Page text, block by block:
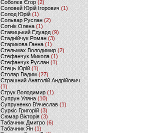
Соболєв Єгор(2)
Соловей Юрій Ігорович (1)
Солод Юрій (1)
Сольвар Руслан (2)
Сотнік Олена(1)
Ставицький Едуард (9)
Стаднійчук Роман(3)
Старикова Ганна (1)
Стельмах Володимир(2)
Стефанчук Микола (1)
Стефанчук Руслан (1)
Стець Юрій (1)
Столар Вадим(27)
Страшний Анатолій Андрійович
(1)
Струк Володимир (1)
Супрун Уляна (10)
Супруненко В'ячеслав (1)
Суркіс Григорій (3)
Сюмар Вікторія (3)
Табачник Дмитро (6)
Табачник Ян(1)